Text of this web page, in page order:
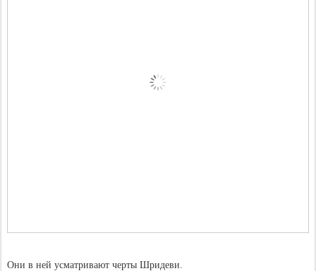
Они в ней усматривают черты Шридеви.